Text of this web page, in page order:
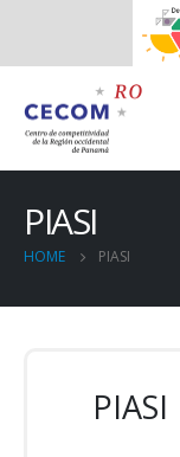
PIASI
HOME PIASI
PIASI